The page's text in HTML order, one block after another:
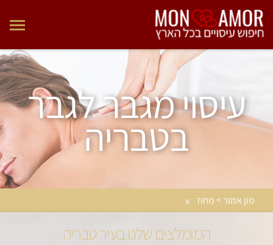
עיסוי מגבר לגבר
בטבריה
מון אמור > מחוז x
המומלצים שלנו בעיר טבריה